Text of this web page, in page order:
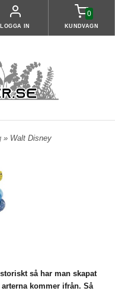
LOGGA IN
0
KUNDVAGN
» Walt Disney
så har man skapat
kommer ifrån. Så